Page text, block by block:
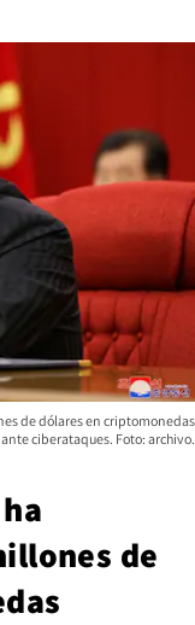
de dólares en criptomonedas
ciberataques. Foto: archivo.
de